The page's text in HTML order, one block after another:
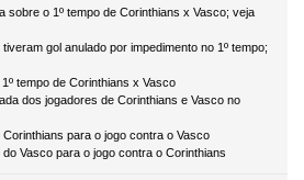
sobre o 1º tempo de Corinthians x Vasco; veja
gol anulado por impedimento no 1º tempo;
tempo de Corinthians x Vasco
dos jogadores de Corinthians e Vasco no
para o jogo contra o Vasco
Vasco para o jogo contra o Corinthians